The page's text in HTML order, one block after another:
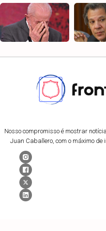
Nosso compromisso é mostrar
Juan Caballero, com o máximo de